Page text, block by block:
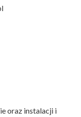
oraz instalacji i